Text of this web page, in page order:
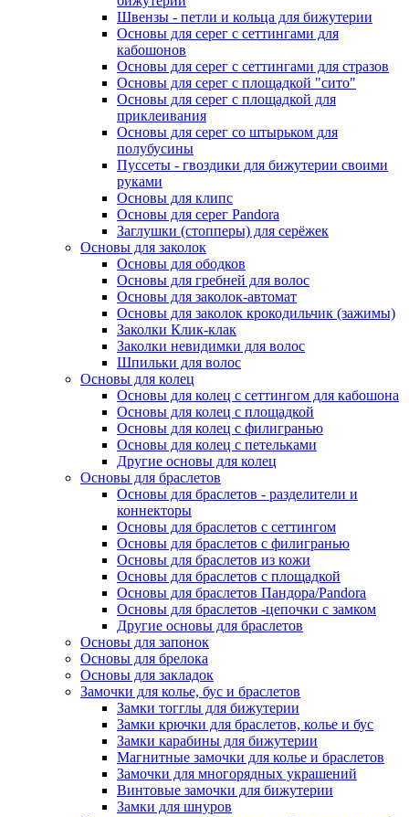
Швензы - петли и кольца для бижутерии
Основы для серег с сеттингами для
кабошонов
Основы для серег с сеттингами для стразов
Основы для серег с площадкой "сито"
Основы для серег с площадкой для
приклеивания
Основы для серег со штырьком для
полубусины
Пуссеты - гвоздики для бижутерии своими
руками
Основы для клипс
Основы для серег Pandora
Заглушки (стопперы) для серёжек
Основы для заколок
Основы для ободков
Основы для гребней для волос
Основы для заколок-автомат
Основы для заколок крокодильчик (зажимы)
Заколки Клик-клак
Заколки невидимки для волос
Шпильки для волос
Основы для колец
Основы для колец с сеттингом для кабошона
Основы для колец с площадкой
Основы для колец с филигранью
Основы для колец с петельками
Другие основы для колец
Основы для браслетов
Основы для браслетов - разделители и
коннекторы
Основы для браслетов с сеттингом
Основы для браслетов с филигранью
Основы для браслетов из кожи
Основы для браслетов с площадкой
Основы для браслетов Пандора/Pandora
Основы для браслетов -цепочки с замком
Другие основы для браслетов
Основы для запонок
Основы для брелока
Основы для закладок
Замочки для колье, бус и браслетов
Замки тогглы для бижутерии
Замки крючки для браслетов, колье и бус
Замки карабины для бижутерии
Магнитные замочки для колье и браслетов
Замочки для многорядных украшений
Винтовые замочки для бижутерии
Замки для шнуров